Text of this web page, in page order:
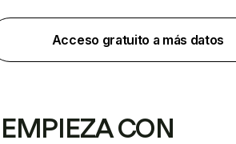
Acceso gratuito a más datos
EMPIEZA CON